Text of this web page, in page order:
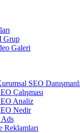
Grup
Galeri
SEO
Çalışması
Analiz
Nedir
Reklamları